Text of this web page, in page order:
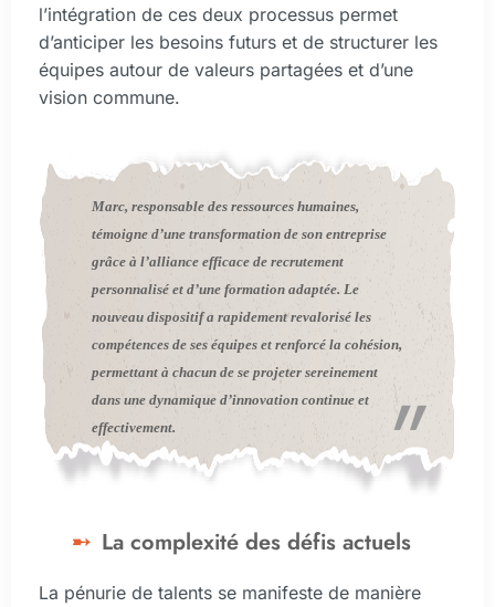
l’intégration de ces deux processus permet
d’anticiper les besoins futurs et de structurer les
équipes autour de valeurs partagées et d’une
vision commune.
Marc, responsable des ressources humaines,
témoigne d’une transformation de son entreprise
grâce à l’alliance efficace de recrutement
personnalisé et d’une formation adaptée. Le
nouveau dispositif a rapidement revalorisé les
compétences de ses équipes et renforcé la cohésion,
permettant à chacun de se projeter sereinement
dans une dynamique d’innovation continue et
effectivement.
La complexité des défis actuels
La pénurie de talents se manifeste de manière